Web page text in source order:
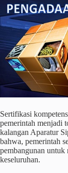
Sertifikasi
pemerintah menjadi
kalangan Aparatur
bahwa, pemerintah
pembangunan untuk
keseluruhan.